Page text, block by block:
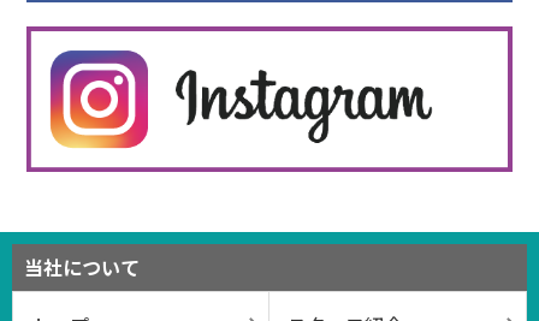
当社について